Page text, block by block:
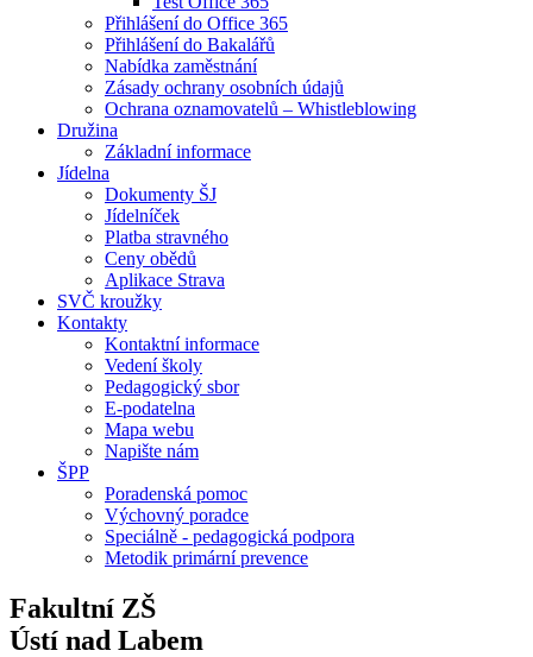
Přihlášení do Office 365
Přihlášení do Bakalářů
Nabídka zaměstnání
Zásady ochrany osobních údajů
Ochrana oznamovatelů – Whistleblowing
Družina
Základní informace
Jídelna
Dokumenty ŠJ
Jídelníček
Platba stravného
Ceny obědů
Aplikace Strava
SVČ kroužky
Kontakty
Kontaktní informace
Vedení školy
Pedagogický sbor
E-podatelna
Mapa webu
Napište nám
ŠPP
Poradenská pomoc
Výchovný poradce
Speciálně - pedagogická podpora
Metodik primární prevence
Fakultní ZŠ
Ústí nad Labem